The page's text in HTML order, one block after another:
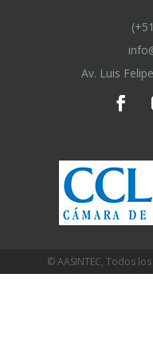
Av. Luis
© AASINTEC, Todos